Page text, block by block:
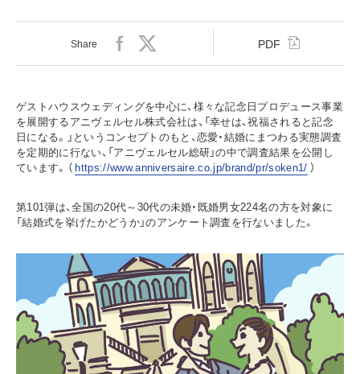
Share PDF
ゲストハウスウェディングを中心に、様々な記念日プロデュース事業
を展開するアニヴェルセル株式会社は、「幸せは、祝福されると記念
日になる。」というコンセプトのもと、恋愛・結婚にまつわる実態調査
を定期的に行ない、「アニヴェルセル総研」の中で調査結果を公開し
ています。（ https://www.anniversaire.co.jp/brand/pr/soken1/ ）
第101弾は、全国の20代～30代の未婚・既婚男女224名の方を対象に
「結婚式を挙げたかどうか」のアンケート調査を行ないました。